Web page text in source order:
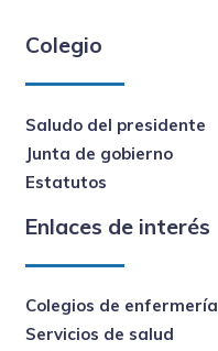
Colegio
Saludo del presidente
Junta de gobierno
Estatutos
Enlaces de interés
Colegios de enfermería
Servicios de salud